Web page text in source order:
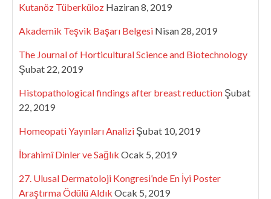
Kutanöz Tüberküloz Haziran 8, 2019
Akademik Teşvik Başarı Belgesi Nisan 28, 2019
The Journal of Horticultural Science and Biotechnology
Şubat 22, 2019
Histopathological findings after breast reduction Şubat
22, 2019
Homeopati Yayınları Analizi Şubat 10, 2019
İbrahimî Dinler ve Sağlık Ocak 5, 2019
27. Ulusal Dermatoloji Kongresi’nde En İyi Poster
Araştırma Ödülü Aldık Ocak 5, 2019